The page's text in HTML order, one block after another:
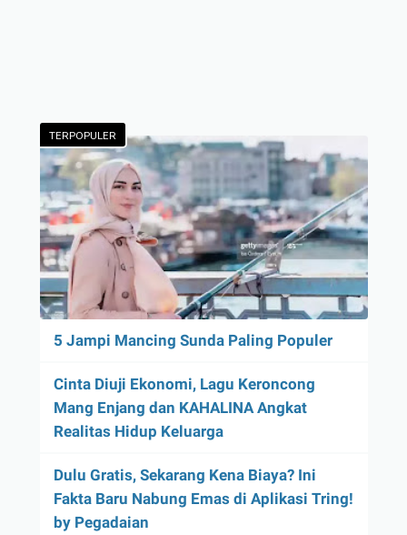
TERPOPULER
5 Jampi Mancing Sunda Paling Populer
Cinta Diuji Ekonomi, Lagu Keroncong
Mang Enjang dan KAHALINA Angkat
Realitas Hidup Keluarga
Dulu Gratis, Sekarang Kena Biaya? Ini
Fakta Baru Nabung Emas di Aplikasi Tring!
by Pegadaian